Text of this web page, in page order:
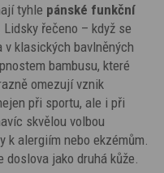
tyhle pánské funkční
řečeno – když se
klasických bavlněných
bambusu, které
omezují vznik
při sportu, ale i při
skvělou volbou
k alergiím nebo ekzémům.
jako druhá kůže.